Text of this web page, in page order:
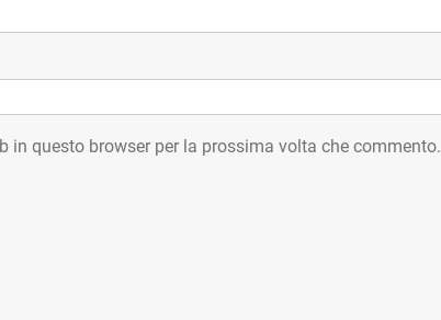
in questo browser per la prossima volta che commento.